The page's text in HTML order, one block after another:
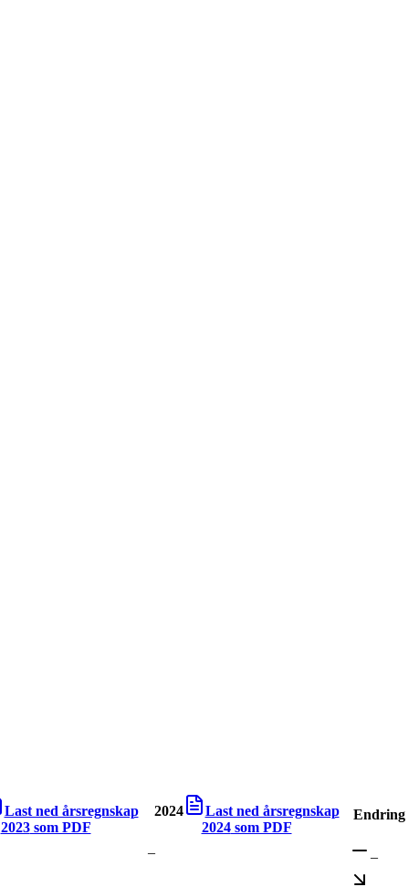
Last ned årsregnskap
2023som PDF
2024
Last ned årsregnskap
2024som PDF
Endring
– –